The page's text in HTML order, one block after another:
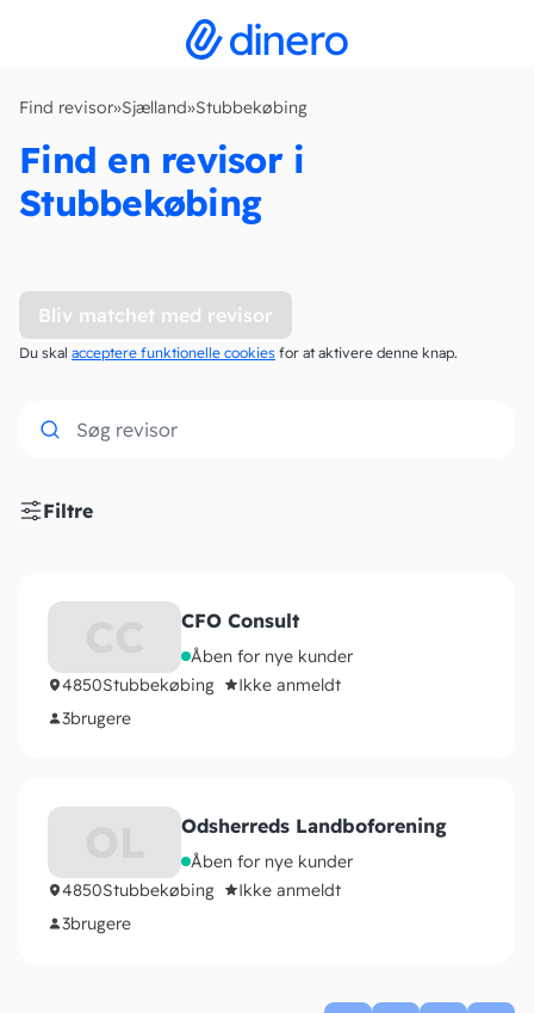
Find revisor»Sjælland»Stubbekøbing
Find en revisor i
Stubbekøbing
Bliv matchet med revisor
Du skal acceptere funktionelle cookies for at aktivere denne knap.
Filtre
CFO Consult
Åben for nye kunder
4850Stubbekøbing
Ikke anmeldt
3brugere
Odsherreds Landboforening
Åben for nye kunder
4850Stubbekøbing
Ikke anmeldt
3brugere